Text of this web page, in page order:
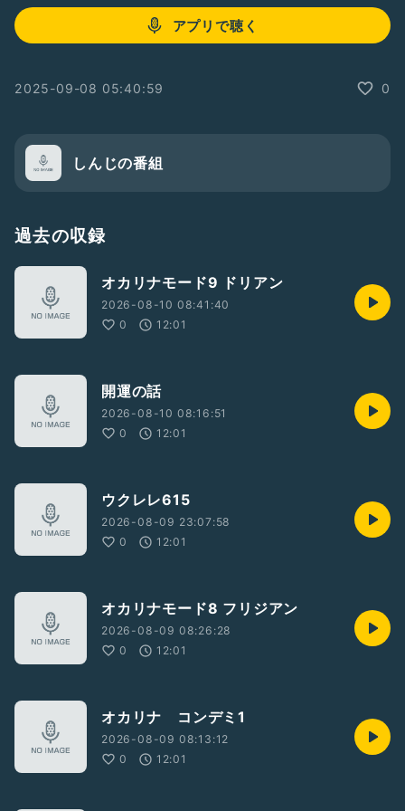
アプリで聴く
2025-09-08 05:40:59 0
しんじの番組
過去の収録
オカリナモード9 ドリアン
2026-08-10 08:41:40
0
12:01
開運の話
2026-08-10 08:16:51
0
12:01
ウクレレ615
2026-08-09 23:07:58
0
12:01
オカリナモード8 フリジアン
2026-08-09 08:26:28
0
12:01
オカリナ コンデミ1
2026-08-09 08:13:12
0
12:01